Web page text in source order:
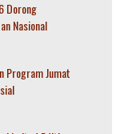
Dorong
Nasional
Program Jumat